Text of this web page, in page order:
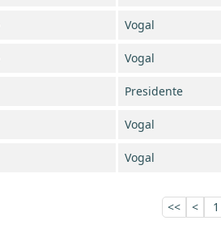
Vogal
Vogal
Presidente
Vogal
Vogal
<< < 1